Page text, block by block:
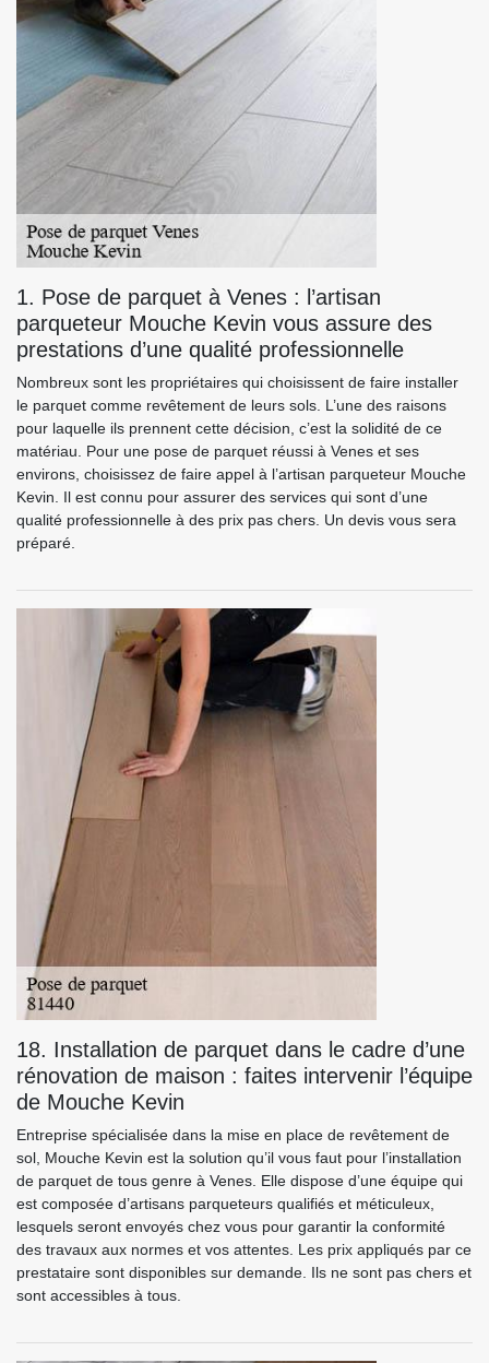
1. Pose de parquet à Venes : l’artisan
parqueteur Mouche Kevin vous assure des
prestations d’une qualité professionnelle
Nombreux sont les propriétaires qui choisissent de faire installer
le parquet comme revêtement de leurs sols. L’une des raisons
pour laquelle ils prennent cette décision, c’est la solidité de ce
matériau. Pour une pose de parquet réussi à Venes et ses
environs, choisissez de faire appel à l’artisan parqueteur Mouche
Kevin. Il est connu pour assurer des services qui sont d’une
qualité professionnelle à des prix pas chers. Un devis vous sera
préparé.
18. Installation de parquet dans le cadre d’une
rénovation de maison : faites intervenir l’équipe
de Mouche Kevin
Entreprise spécialisée dans la mise en place de revêtement de
sol, Mouche Kevin est la solution qu’il vous faut pour l’installation
de parquet de tous genre à Venes. Elle dispose d’une équipe qui
est composée d’artisans parqueteurs qualifiés et méticuleux,
lesquels seront envoyés chez vous pour garantir la conformité
des travaux aux normes et vos attentes. Les prix appliqués par ce
prestataire sont disponibles sur demande. Ils ne sont pas chers et
sont accessibles à tous.